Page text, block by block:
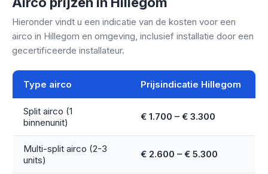
Hieronder vindt u een indicatie van de kosten voor een
airco in Hillegom en omgeving, inclusief installatie door een
gecertificeerde installateur.
Type airco Prijsindicatie Hillegom
Split airco (1
binnenunit)
€ 1.700 – € 3.300
Multi-split airco (2-3
units)
€ 2.600 – € 5.300